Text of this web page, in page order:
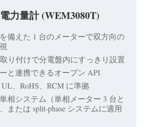
力量計 (WEM3080T)
備えた 1 台のメーターで双方向の
り付けで分電盤内にすっきり設置
と連携できるオープン API
、RoHS、RCM に準拠
相システム（単相メーター 3 台と
または split-phase システムに適用